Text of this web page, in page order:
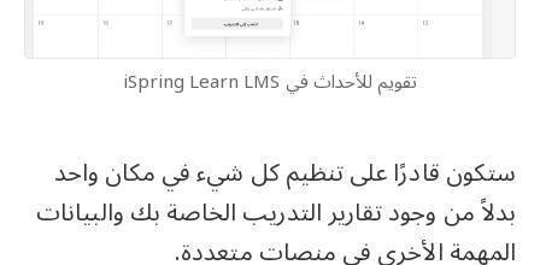
تقويم للأحداث في iSpring Learn LMS
ستكون قادرًا على تنظيم كل شيء في مكان واحد
بدلاً من وجود تقارير التدريب الخاصة بك والبيانات
المهمة الأخرى في منصات متعددة.